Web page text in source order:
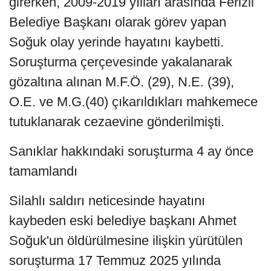
Belediye Başkanı olarak görev yapan
Soğuk olay yerinde hayatını kaybetti.
Soruşturma çerçevesinde yakalanarak
gözaltına alınan M.F.Ö. (29), N.E. (39),
O.E. ve M.G.(40) çıkarıldıkları mahkemece
tutuklanarak cezaevine gönderilmişti.
Sanıklar hakkındaki soruşturma 4 ay önce
tamamlandı
Silahlı saldırı neticesinde hayatını
kaybeden eski belediye başkanı Ahmet
Soğuk'un öldürülmesine ilişkin yürütülen
soruşturma 17 Temmuz 2025 yılında